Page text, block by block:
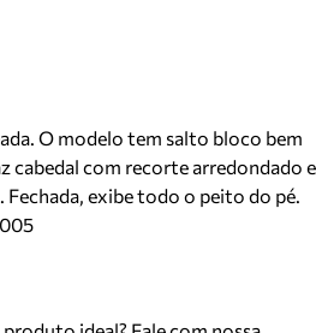
O modelo tem salto bloco bem
cabedal com recorte arredondado e
Fechada, exibe todo o peito do pé.